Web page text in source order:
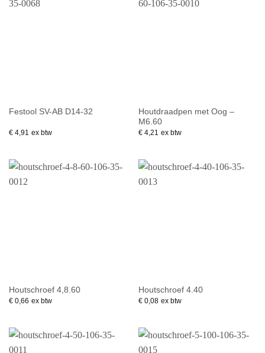
Festool SV-AB D14-32
€4,91 ex btw
Houtdraadpen met Oog –
M6.60
€4,21 ex btw
Houtschroef 4,8.60
€0,66 ex btw
Houtschroef 4.40
€0,08 ex btw